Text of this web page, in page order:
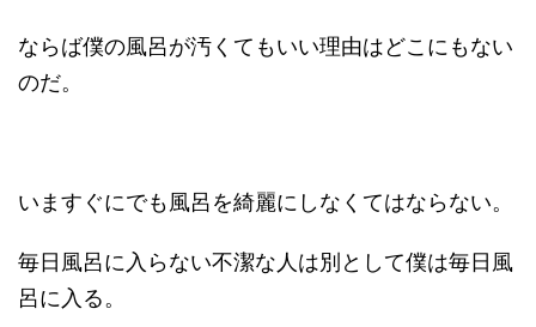
ならば僕の風呂が汚くてもいい理由はどこにもない
のだ。
いますぐにでも風呂を綺麗にしなくてはならない。
毎日風呂に入らない不潔な人は別として僕は毎日風
呂に入る。